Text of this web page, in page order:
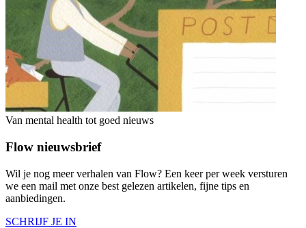
Van mental health tot goed nieuws
Flow nieuwsbrief
Wil je nog meer verhalen van Flow? Een keer per week versturen
we een mail met onze best gelezen artikelen, fijne tips en
aanbiedingen.
SCHRIJF JE IN